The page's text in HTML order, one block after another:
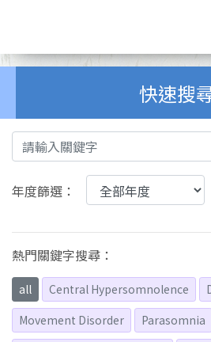
快速搜
年度篩選：
熱門關鍵字搜尋：
all Central Hypersomnolence
Movement Disorder
Parasomnia